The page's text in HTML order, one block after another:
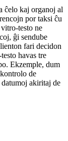
ĉelo kaj organoj al
por taksi ĉu
testo ne
ĝi sendube
fari decidon
havas tre
Ekzemple, dum
de
akiritaj de